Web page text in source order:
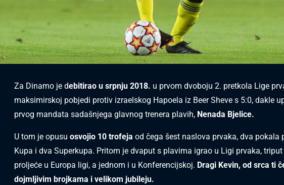
Za Dinamo je debitirao u srpnju 2018. u prvom dvoboju 2. pretkola Lige
maksimirskoj pobjedi protiv izraelskog Hapoela iz Beer Sheve s 5:0, dakle
prvog mandata sadašnjega glavnog trenera plavih, Nenada Bjelice.
U tom je opusu osvojio 10 trofeja od čega šest naslova prvaka, dva pokala
Kupa i dva Superkupa. Pritom je dvaput s plavima igrao u Ligi prvaka,
proljeće u Europa ligi, a jednom i u Konferencijskoj. Dragi Kevin, od srca ti
dojmljivim brojkama i velikom jubileju.